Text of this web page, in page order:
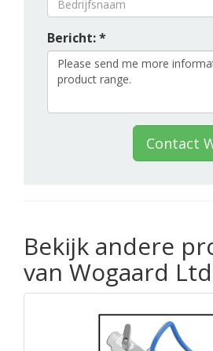
Bericht: *
Contact
Bekijk andere
van Wogaard Ltd